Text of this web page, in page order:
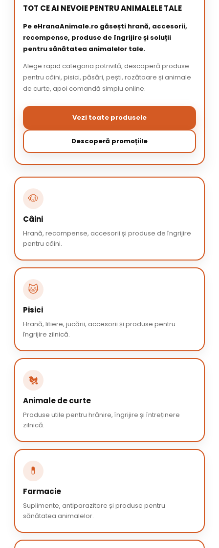
TOT CE AI NEVOIE PENTRU ANIMALELE TALE
Pe eHranaAnimale.ro găsești hrană, accesorii,
recompense, produse de îngrijire și soluții
pentru sănătatea animalelor tale.
Alege rapid categoria potrivită, descoperă produse
pentru câini, pisici, păsări, pești, rozătoare și animale
de curte, apoi comandă simplu online.
Vezi toate produsele
Descoperă promoțiile
🐶
Câini
Hrană, recompense, accesorii și produse de îngrijire
pentru câini.
🐱
Pisici
Hrană, litiere, jucării, accesorii și produse pentru
îngrijire zilnică.
🐔
Animale de curte
Produse utile pentru hrănire, îngrijire și întreținere
zilnică.
💊
Farmacie
Suplimente, antiparazitare și produse pentru
sănătatea animalelor.